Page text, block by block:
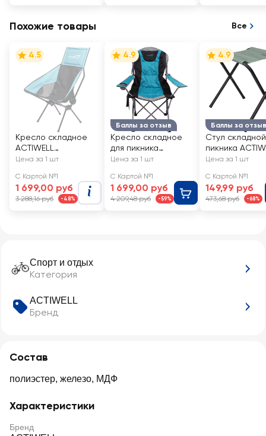
Спорт и отдых
Категория
ACTIWELL
Бренд
Состав
полиэстер, железо, МДФ
Характеристики
Бренд
Похожие товары Все
4.5
Кресло складное
ACTIWELL
64х39х85см до
спинкой и
подушкой, Арт.
MU042901
Цена за 1 шт
С Картой №1
1 699,00 руб
3 288,16 руб -48%
Баллы за отзыв
4.9
Кресло складное
для пикника
ACTIWELL
120кг усиленное
регулируемое, с
подстаканником,
Цена за 1 шт
С Картой №1
1 699,00 руб
4 209,48 руб -59%
Баллы за отзыв
4.9
Стул
пикника
Арт. FCHAIR-11
Цена за 1 шт
С Картой №1
149,99 руб
473,68 руб -68%